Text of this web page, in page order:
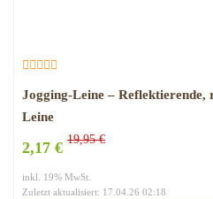
Jogging-Leine – Reflektierende,
Leine
2,17 € 19,95 €
inkl. 19% MwSt.
Zuletzt aktualisiert: 17.04.26 02:18